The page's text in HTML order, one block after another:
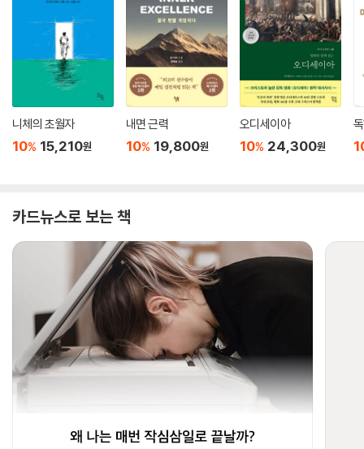
니체의 초월자
10% 15,210원
내면 근력
10% 19,800원
오디세이아
10% 24,300원
카드뉴스로 보는 책